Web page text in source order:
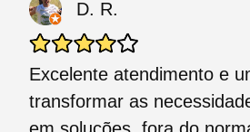
D. R.
Excelente atendimento e
transformar as